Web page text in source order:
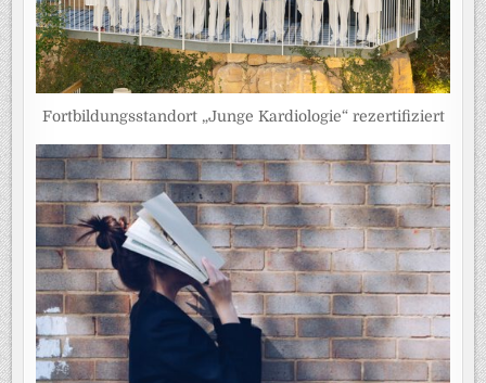
Fortbildungsstandort „Junge Kardiologie“ rezertifiziert